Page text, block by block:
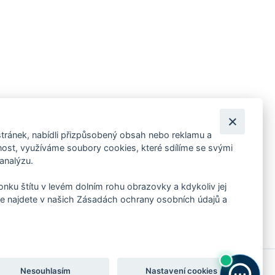
pozvánky na kulturní a sportovní akce?
nabídli přizpůsobený obsah nebo reklamu a
využíváme soubory cookies, které sdílíme se svými
štítu v levém dolním rohu obrazovky a kdykoliv jej
najdete v našich Zásadách ochrany osobních údajů a
Nesouhlasím Nastavení cookies